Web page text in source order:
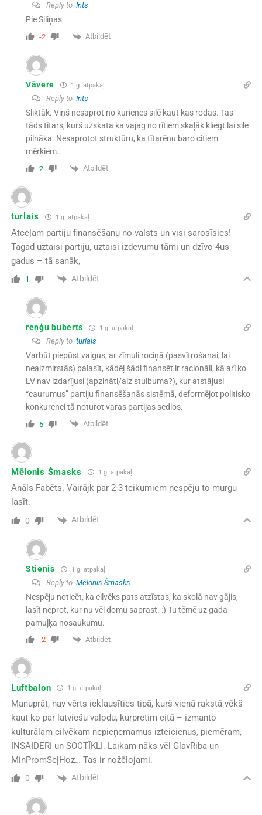
Reply to Ints
Pie Siliņas
-2 Atbildēt
Vāvere 1 g. atpakaļ
Reply to Ints
Sliktāk. Viņš nesaprot no kurienes silē kaut kas rodas. Tas
tāds tītars, kurš uzskata ka vajag no rītiem skaļāk kliegt lai sile
pilnāka. Nesaprotot struktūru, ka tītarēnu baro citiem
mērķiem..
2 Atbildēt
turlais 1 g. atpakaļ
Atceļam partiju finansēšanu no valsts un visi sarosīsies!
Tagad uztaisi partiju, uztaisi izdevumu tāmi un dzīvo 4us
gadus – tā sanāk,
1 Atbildēt
reņģu buberts 1 g. atpakaļ
Reply to turlais
Varbūt piepūst vaigus, ar zīmuli rociņā (pasvītrošanai, lai
neaizmirstās) palasīt, kādēļ šādi finansēt ir racionāli, kā arī ko
LV nav izdarījusi (apzināti/aiz stulbuma?), kur atstājusi
“caurumus” partiju finansēšanās sistēmā, deformējot politisko
konkurenci tā noturot varas partijas sedlos.
5 Atbildēt
Mēlonis Šmasks 1 g. atpakaļ
Anāls Fabēts. Vairājk par 2-3 teikumiem nespēju to murgu
lasīt.
0 Atbildēt
Stienis 1 g. atpakaļ
Reply to Mēlonis Šmasks
Nespēju noticēt, ka cilvēks pats atzīstas, ka skolā nav gājis,
lasīt neprot, kur nu vēl domu saprast. :) Tu tēmē uz gada
pamuļķa nosaukumu.
-2 Atbildēt
Luftbalon 1 g. atpakaļ
Manuprāt, nav vērts ieklausīties tipā, kurš vienā rakstā vēkš
kaut ko par latviešu valodu, kurpretim citā – izmanto
kulturālam cilvēkam nepieņemamus izteicienus, piemēram,
INSAIDERI un SOCTĪKLI. Laikam nāks vēl GlavRiba un
MinPromSeļHoz… Tas ir nožēlojami.
0 Atbildēt